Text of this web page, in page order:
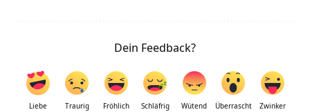
Dein Feedback?
Liebe Traurig Fröhlich Schläfrig Wütend Überrascht Zwinker